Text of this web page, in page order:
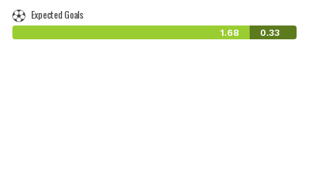
Expected Goals
1.68 0.33